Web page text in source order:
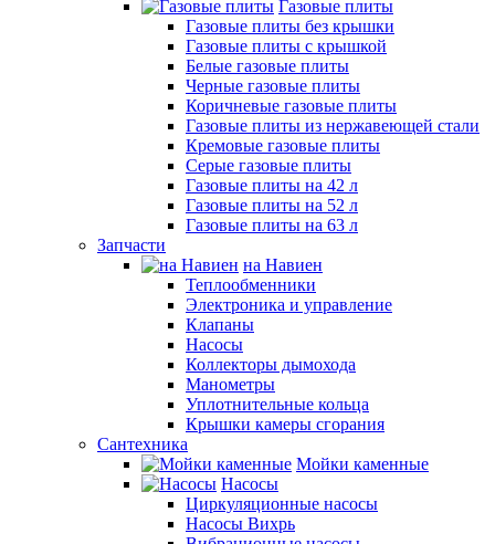
Газовые плиты
Газовые плиты без крышки
Газовые плиты с крышкой
Белые газовые плиты
Черные газовые плиты
Коричневые газовые плиты
Газовые плиты из нержавеющей стали
Кремовые газовые плиты
Серые газовые плиты
Газовые плиты на 42 л
Газовые плиты на 52 л
Газовые плиты на 63 л
Запчасти
на Навиен
Теплообменники
Электроника и управление
Клапаны
Насосы
Коллекторы дымохода
Манометры
Уплотнительные кольца
Крышки камеры сгорания
Сантехника
Мойки каменные
Насосы
Циркуляционные насосы
Насосы Вихрь